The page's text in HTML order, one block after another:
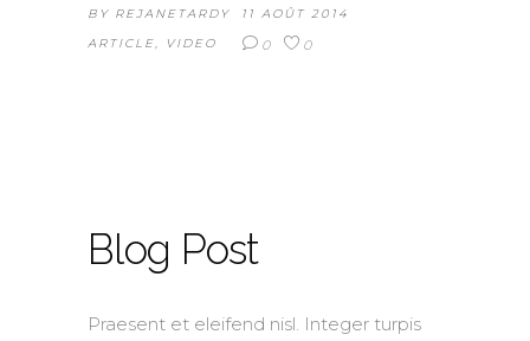
BY REJANETARDY
11 AOÛT 2014
ARTICLE, VIDEO 0 0
Blog Post
Praesent et eleifend nisl. Integer turpis